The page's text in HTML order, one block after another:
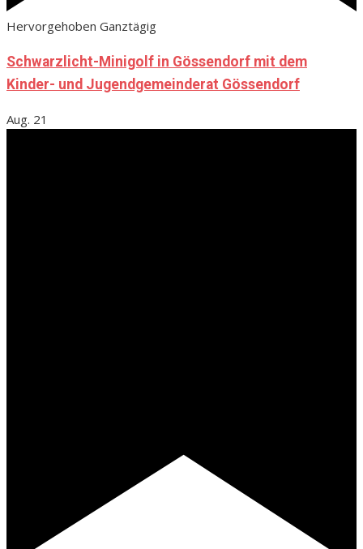
Hervorgehoben Ganztägig
Schwarzlicht-Minigolf in Gössendorf mit dem
Kinder- und Jugendgemeinderat Gössendorf
Aug. 21